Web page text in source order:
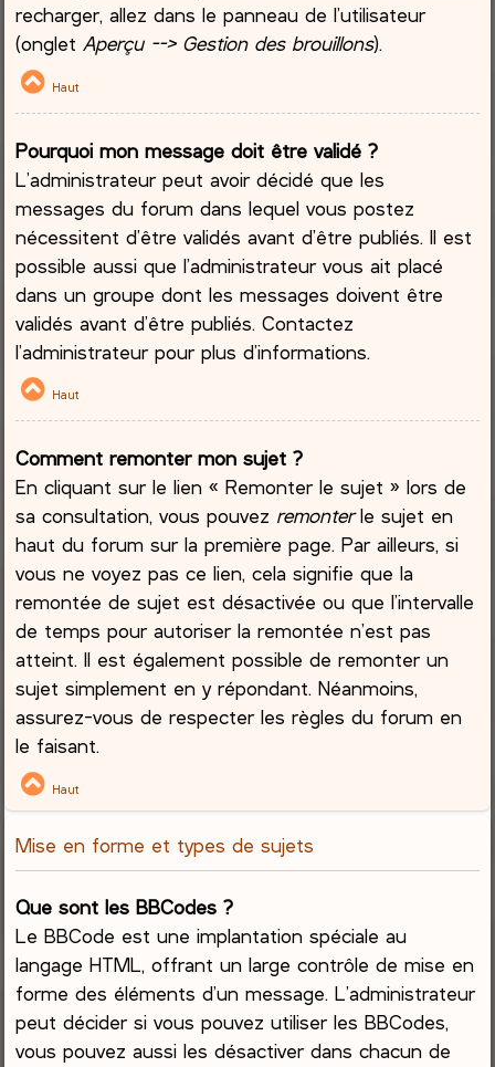
recharger, allez dans le panneau de l’utilisateur
(ongletAperçu --> Gestion des brouillons).
Haut
Pourquoi mon message doit être validé ?
L’administrateur peut avoir décidé que les
messages du forum dans lequel vous postez
nécessitent d’être validés avant d’être publiés. Il est
possible aussi que l’administrateur vous ait placé
dans un groupe dont les messages doivent être
validés avant d’être publiés. Contactez
l’administrateur pour plus d’informations.
Haut
Comment remonter mon sujet ?
En cliquant sur le lien « Remonter le sujet » lors de
sa consultation, vous pouvez remonterle sujet en
haut du forum sur la première page. Par ailleurs, si
vous ne voyez pas ce lien, cela signifie que la
remontée de sujet est désactivée ou que l’intervalle
de temps pour autoriser la remontée n’est pas
atteint. Il est également possible de remonter un
sujet simplement en y répondant. Néanmoins,
assurez-vous de respecter les règles du forum en
le faisant.
Haut
Mise en forme et types de sujets
Que sont les BBCodes ?
Le BBCode est une implantation spéciale au
langage HTML, offrant un large contrôle de mise en
forme des éléments d’un message. L’administrateur
peut décider si vous pouvez utiliser les BBCodes,
vous pouvez aussi les désactiver dans chacun de